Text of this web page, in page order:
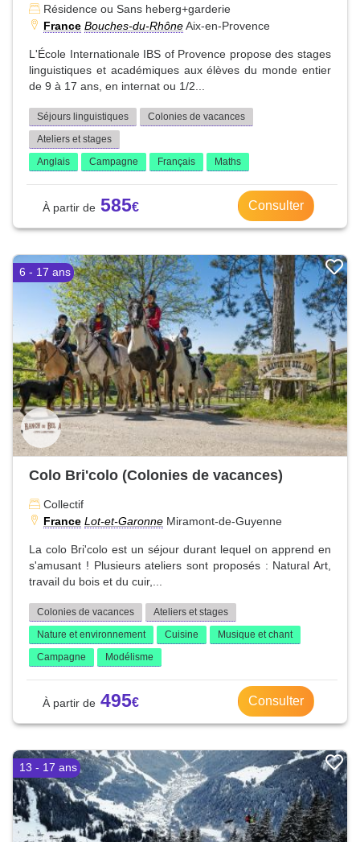
Résidence ou Sans heberg+garderie
France Bouches-du-RhôneAix-en-Provence
L'École Internationale IBS of Provence propose des stages
linguistiques et académiques aux élèves du monde entier
de 9 à 17 ans, en internat ou 1/2...
Séjours linguistiques
Colonies de vacances
Ateliers et stages
Anglais
Campagne Français Maths
585 Consulter
6 - 17 ans
Colo Bri'colo (Colonies de vacances)
Collectif
France Lot-et-Garonne Miramont-de-Guyenne
La colo Bri'colo est un séjour durant lequel on apprend en
s'amusant ! Plusieurs ateliers sont proposés : Natural Art,
travail du bois et du cuir,...
Colonies de vacances
Ateliers et stages
Nature et environnement
Cuisine
Musique et chant
Campagne
Modélisme
495 Consulter
13 - 17 ans